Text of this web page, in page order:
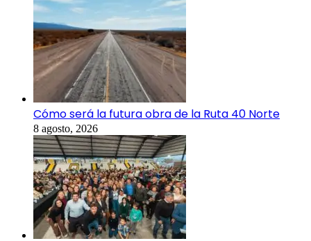
Cómo será la futura obra de la Ruta 40 Norte
8 agosto, 2026